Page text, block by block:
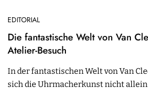
EDITORIAL
Die fantastische Welt von Van
Atelier-Besuch
In der fantastischen Welt von Van
sich die Uhrmacherkunst nicht